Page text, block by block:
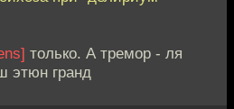
только. А тремор - ля
этюн гранд